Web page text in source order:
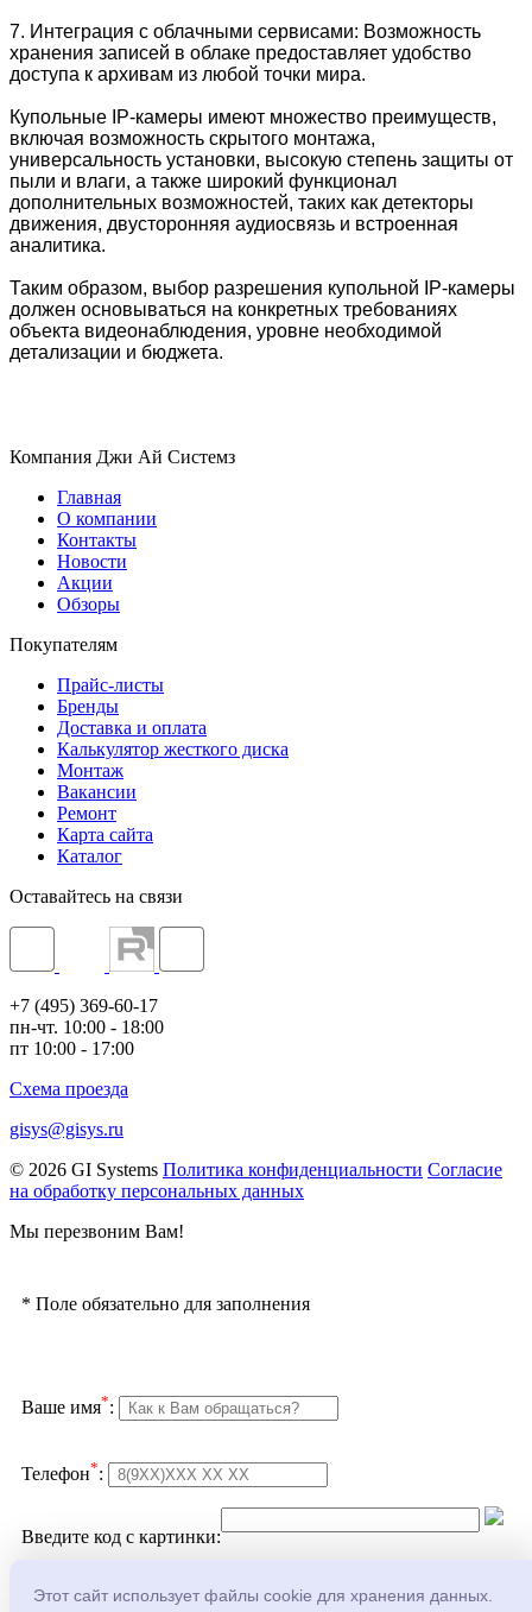
7. Интеграция с облачными сервисами: Возможность
хранения записей в облаке предоставляет удобство
доступа к архивам из любой точки мира.
Купольные IP-камеры имеют множество преимуществ,
включая возможность скрытого монтажа,
универсальность установки, высокую степень защиты от
пыли и влаги, а также широкий функционал
дополнительных возможностей, таких как детекторы
движения, двусторонняя аудиосвязь и встроенная
аналитика.
Таким образом, выбор разрешения купольной IP-камеры
должен основываться на конкретных требованиях
объекта видеонаблюдения, уровне необходимой
детализации и бюджета.
Компания Джи Ай Системз
Главная
О компании
Контакты
Новости
Акции
Обзоры
Покупателям
Прайс-листы
Бренды
Доставка и оплата
Калькулятор жесткого диска
Монтаж
Вакансии
Ремонт
Карта сайта
Каталог
Оставайтесь на связи
+7 (495) 369-60-17
пн-чт. 10:00 - 18:00
пт 10:00 - 17:00
Схема проезда
gisys@gisys.ru
© 2026 GI Systems Политика конфиденциальности Согласие
на обработку персональных данных
Этот сайт использует файлы cookie для хранения данных.
Мы перезвоним Вам!
* Поле обязательно для заполнения
Ваше имя*:
Телефон*:
Введите код с картинки:
конфеденциальностииобработкой персональных